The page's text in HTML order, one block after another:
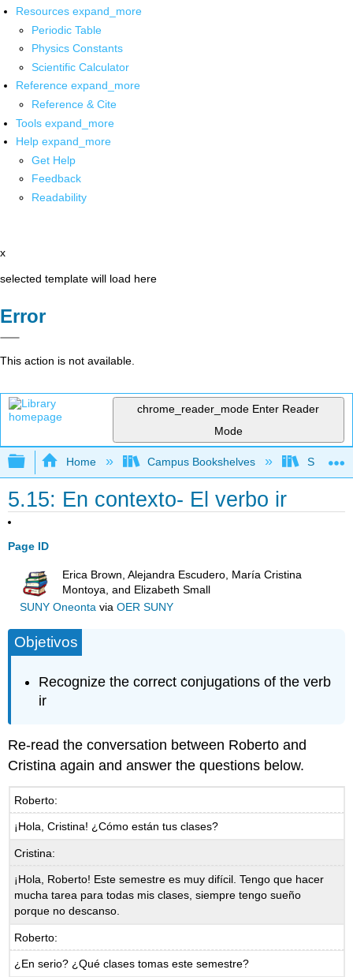
Resources expand_more
Periodic Table
Physics Constants
Scientific Calculator
Reference expand_more
Reference & Cite
Tools expand_more
Help expand_more
Get Help
Feedback
Readability
x
selected template will load here
Error
This action is not available.
chrome_reader_mode Enter Reader
Mode
Expand/collapse global hierarchy
Home Campus Bookshelves Skyline
5.15: En contexto- El verbo ir
Page ID
Erica Brown, Alejandra Escudero, María Cristina
Montoya, and Elizabeth Small
SUNY Oneontavia OER SUNY
Objetivos
Recognize the correct conjugations of the verb
ir
Re-read the conversation between Roberto and
Cristina again and answer the questions below.
Roberto:
¡Hola, Cristina! ¿Cómo están tus clases?
Cristina:
¡Hola, Roberto! Este semestre es muy difícil. Tengo que hacer
mucha tarea para todas mis clases, siempre tengo sueño
porque no descanso.
Roberto:
¿En serio? ¿Qué clases tomas este semestre?